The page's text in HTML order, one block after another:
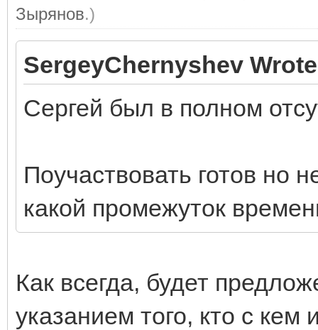
Зырянов.)
SergeyChernyshev
Сергей был в полном
Поучаствовать готов но
какой промежуток
Как всегда, будет
указанием того, кто с кем